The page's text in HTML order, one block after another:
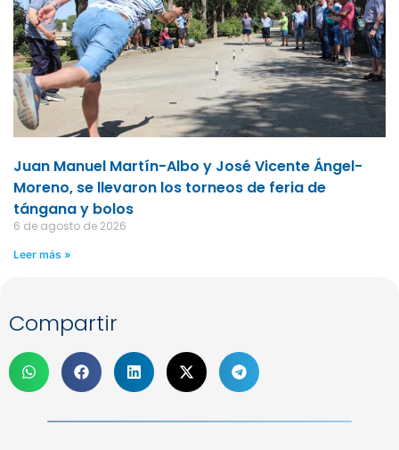
Juan Manuel Martín-Albo y José Vicente Ángel-
Moreno, se llevaron los torneos de feria de
tángana y bolos
6 de agosto de 2026
Leer más »
Compartir